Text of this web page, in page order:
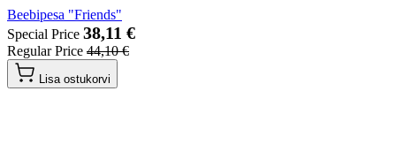
Beebipesa "Friends"
Special Price 38,11 €
Regular Price 44,10 €
Lisa ostukorvi